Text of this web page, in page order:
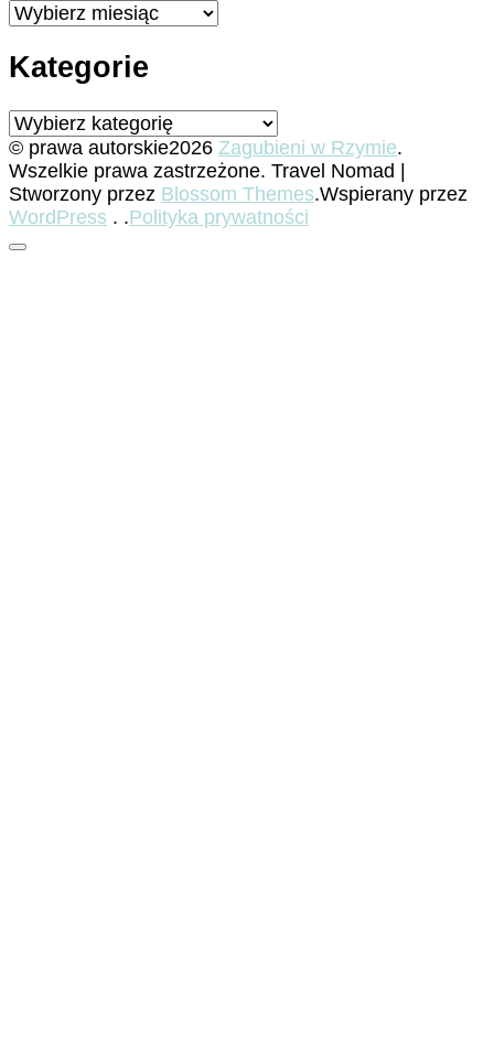
Archiwa
Kategorie
Kategorie
© prawa autorskie2026 Zagubieni w Rzymie.
Wszelkie prawa zastrzeżone. Travel Nomad |
Stworzony przez Blossom Themes.Wspierany przez
WordPress . .Polityka prywatności